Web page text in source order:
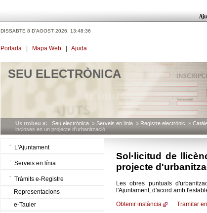
DISSABTE 8 D'AGOST 2026, 13:48:36
Portada Mapa Web Ajuda
SEU ELECTRÒNICA
Us trobeu a: Seu electrònica » Serveis en línia » Registre electrònic »
incloses en un projecte d'urbanització
L'Ajuntament
Serveis en línia
Tràmits e-Registre
Representacions
e-Tauler
Sol·licitud de
projecte
Les obres puntuals
l'Ajuntament, d'acord amb
Obtenir instància
Tramitar